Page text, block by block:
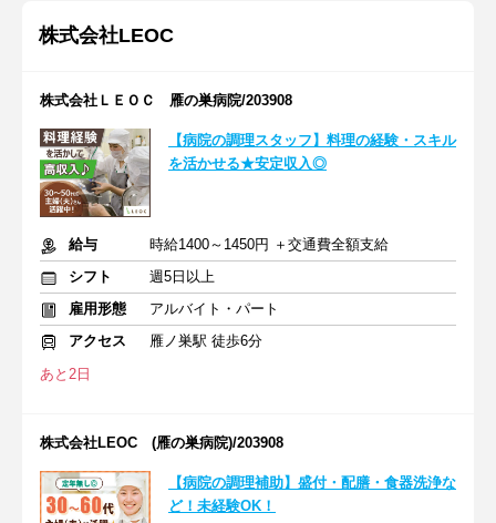
株式会社LEOC
株式会社ＬＥＯＣ 雁の巣病院/203908
【病院の調理スタッフ】料理の経験・スキル
を活かせる★安定収入◎
給与
時給1400～1450円 ＋交通費全額支給
シフト
週5日以上
雇用形態
アルバイト・パート
アクセス
雁ノ巣駅 徒歩6分
あと2日
株式会社LEOC (雁の巣病院)/203908
【病院の調理補助】盛付・配膳・食器洗浄な
ど！未経験OK！